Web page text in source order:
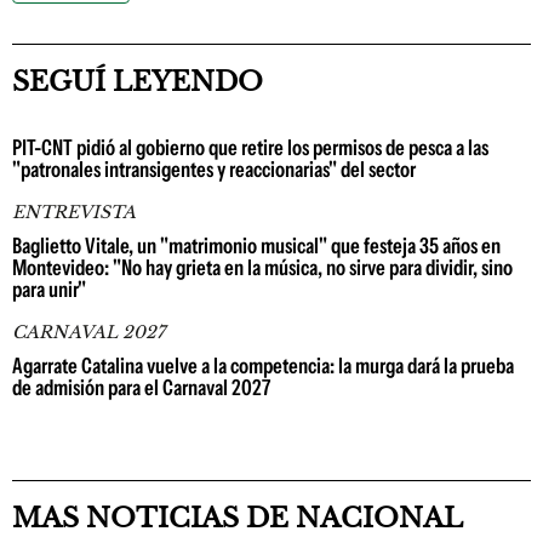
SEGUÍ LEYENDO
PIT-CNT pidió al gobierno que retire los permisos de pesca a las
"patronales intransigentes y reaccionarias" del sector
ENTREVISTA
Baglietto Vitale, un "matrimonio musical" que festeja 35 años en
Montevideo: "No hay grieta en la música, no sirve para dividir, sino
para unir"
CARNAVAL 2027
Agarrate Catalina vuelve a la competencia: la murga dará la prueba
de admisión para el Carnaval 2027
MAS NOTICIAS DE NACIONAL